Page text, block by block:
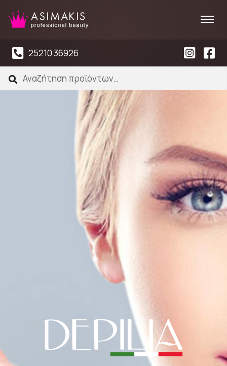
25210 36926
Αναζήτηση
για:
Αναζήτηση